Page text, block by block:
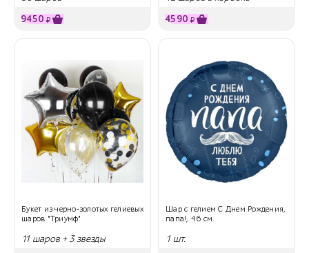
9450 ₽ 4590 ₽
Букет из черно-золотых гелиевых
шаров "Триумф"
11 шаров + 3 звезды
Шар с гелием С Днем Рождения,
папа!, 46 см.
1 шт.